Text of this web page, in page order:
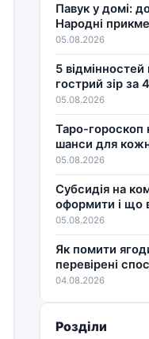
Павук у домі:
Народні
05.08.2026
5
гострий зір за
05.08.2026
Таро-гороскоп
шанси для
05.08.2026
Субсидія на
оформити і що
05.08.2026
Як помити
перевірені
04.08.2026
Розділи